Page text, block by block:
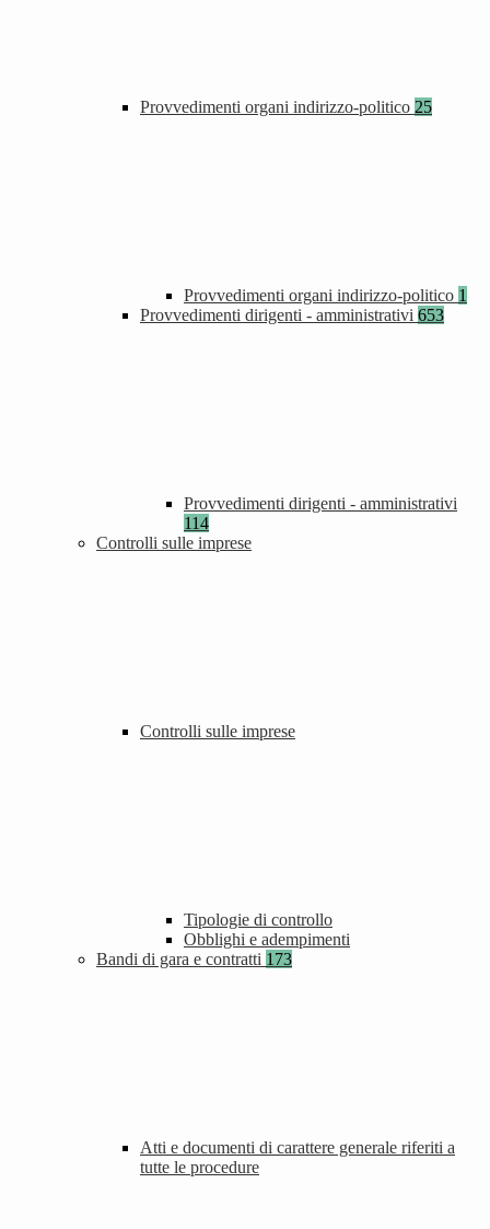
Provvedimenti organi indirizzo-politico 25
Provvedimenti organi indirizzo-politico 1
Provvedimenti dirigenti - amministrativi 653
Provvedimenti dirigenti - amministrativi
114
Controlli sulle imprese
Controlli sulle imprese
Tipologie di controllo
Obblighi e adempimenti
Bandi di gara e contratti 173
Atti e documenti di carattere generale riferiti a
tutte le procedure